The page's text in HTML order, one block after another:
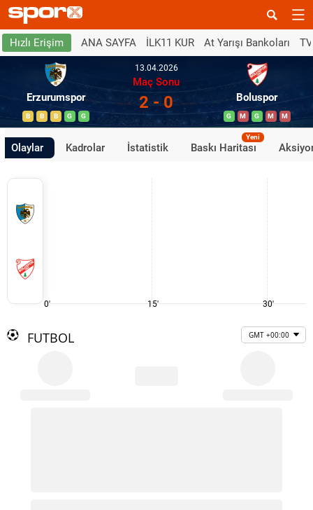
Hızlı Erişim ANA SAYFA İLK11 KUR At Yarışı Bankoları
Erzurumspor
B B B G G
13.04.2026
Maç Sonu
2 - 0 Boluspor
G M G M M
Olaylar Kadrolar İstatistik Baskı Haritası
Yeni
0' 15' 30'
FUTBOL GMT +00:00